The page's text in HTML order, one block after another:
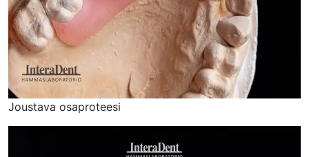
Joustava osaproteesi